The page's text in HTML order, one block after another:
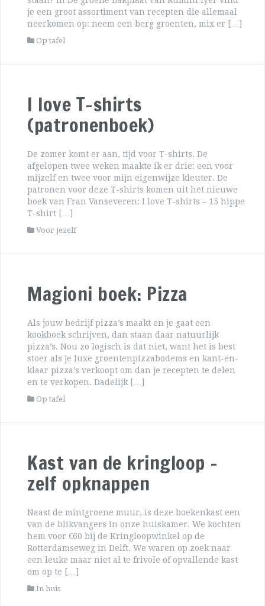
je een groot assortiment van recepten die allemaal
neerkomen op: neem een berg groenten, mix er […]
Op tafel
I love T-shirts
(patronenboek)
De zomer komt er aan, tijd voor T-shirts. De
afgelopen twee weken maakte ik er drie: een voor
mijzelf en twee voor mijn eigenwijze kleuter. De
patronen voor deze T-shirts komen uit het nieuwe
boek van Fran Vanseveren: I love T-shirts – 15 hippe
T-shirt […]
Voor jezelf
Magioni boek: Pizza
Als jouw bedrijf pizza’s maakt en je gaat een
kookboek schrijven, dan staan daar natuurlijk
pizza’s. Nou zo logisch is dat niet, want het is best
stoer als je luxe groentenpizzabodems en kant-en-
klaar pizza’s verkoopt om dan je recepten te delen
en te verkopen. Dadelijk […]
Op tafel
Kast van de kringloop –
zelf opknappen
Naast de mintgroene muur, is deze boekenkast een
van de blikvangers in onze huiskamer. We kochten
hem voor €60 bij de Kringloopwinkel op de
Rotterdamseweg in Delft. We waren op zoek naar
een leuke maar niet al te frivole of opvallende kast
om op te […]
In huis